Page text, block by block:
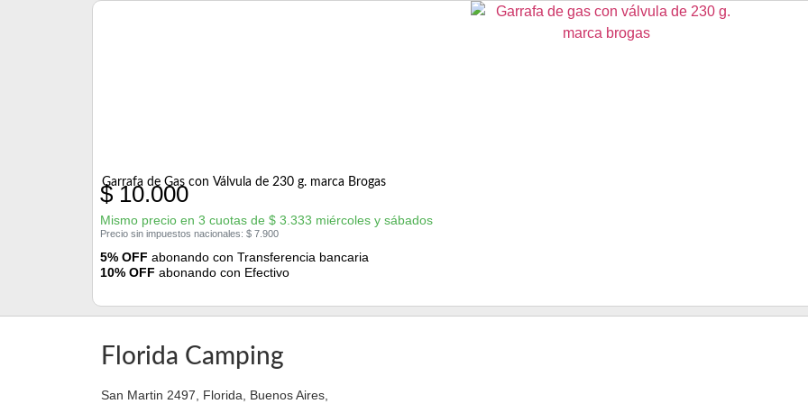
Garrafa de Gas con Válvula de 230 g. marca Brogas
$10.000
Mismo precio en 3 cuotas de $ 3.333 miércoles y sábados
Precio sin impuestos nacionales: $ 7.900
5% OFF abonando con Transferencia bancaria
10% OFF abonando con Efectivo
Florida Camping
San Martin 2497, Florida, Buenos Aires,